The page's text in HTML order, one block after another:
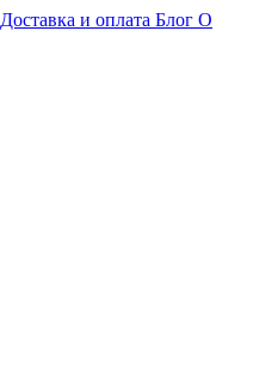
Доставка и оплата Блог О